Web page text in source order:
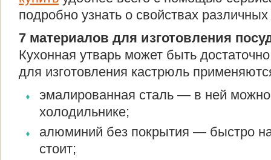
подробно узнать о свойствах
7 материалов для изготовления
Кухонная утварь может быть
для изготовления кастрюль
эмалированная сталь — в ней можно
холодильнике;
алюминий без покрытия — быстро
стоит;